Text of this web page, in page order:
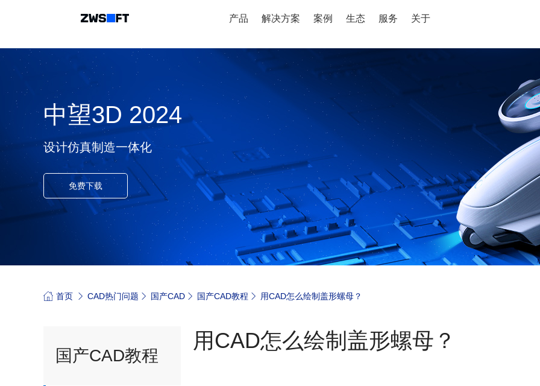
产品 解决方案 案例 生态 服务 关于
中望3D 2024
设计仿真制造一体化
免费下载
首页 CAD热门问题 国产CAD 国产CAD教程 用CAD怎么绘制盖形螺母？
国产CAD教程
用CAD怎么绘制盖形螺母？